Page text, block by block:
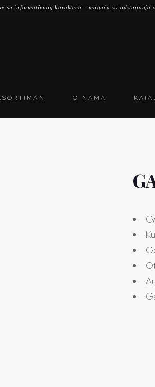
O NAMA
su informativnog karaktera – moguća su odstupanja